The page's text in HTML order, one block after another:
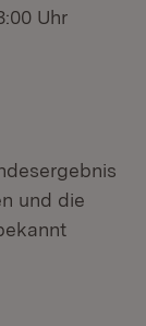
Uhr
und die